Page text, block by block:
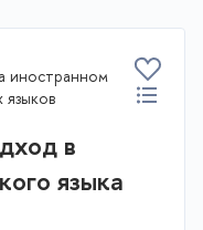
иностранном
в
языка